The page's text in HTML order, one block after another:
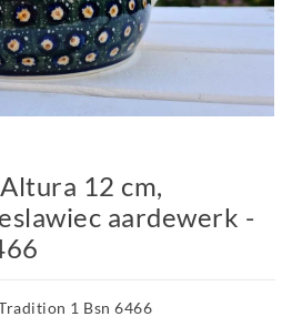
12 cm,
aardewerk -
1 Bsn 6466